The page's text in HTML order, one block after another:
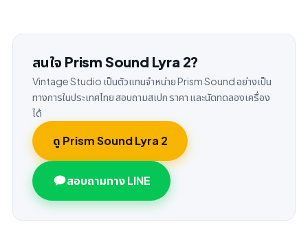
สนใจ Prism Sound Lyra 2?
Vintage Studio เป็นตัวแทนจำหน่าย Prism Sound อย่างเป็น
ทางการในประเทศไทย สอบถามสเปก ราคา และนัดทดลองเครื่อง
ได้
ดู Prism Sound Lyra 2
สอบถามทาง LINE